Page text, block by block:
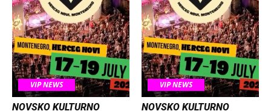
VIP NEWS
NOVSKO KULTURNO
VIP NEWS
NOVSKO KULTURNO